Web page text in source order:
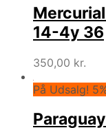
14-4y 36
350,00 kr.
På Udsalg!